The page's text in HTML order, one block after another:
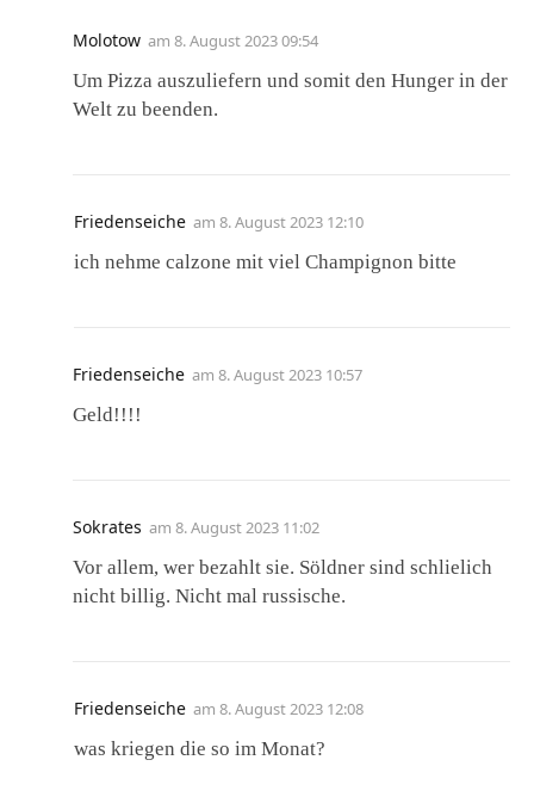
Molotow am 8. August 2023 09:54
Um Pizza auszuliefern und somit den Hunger in der
Welt zu beenden.
Friedenseiche am 8. August 2023 12:10
ich nehme calzone mit viel Champignon bitte
Friedenseiche am 8. August 2023 10:57
Geld!!!!
Sokrates am 8. August 2023 11:02
Vor allem, wer bezahlt sie. Söldner sind schlielich
nicht billig. Nicht mal russische.
Friedenseiche am 8. August 2023 12:08
was kriegen die so im Monat?